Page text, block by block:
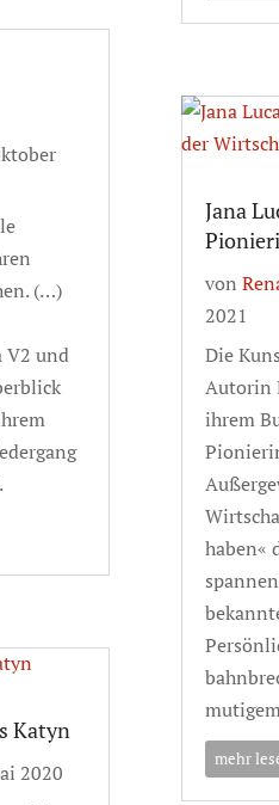
(…)
V2 und
Katyn
2020
Jana
von
2021
Die
Autorin
ihrem
haben«
mehr